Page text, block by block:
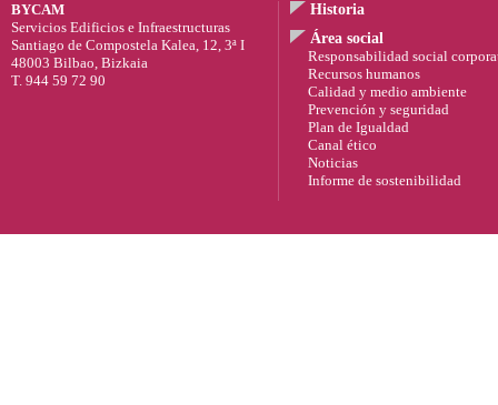
BYCAM
Servicios Edificios e Infraestructuras
Santiago de Compostela Kalea, 12, 3ª I
48003 Bilbao, Bizkaia
T. 944 59 72 90
Historia
Área social
Responsabilidad social
Recursos humanos
Calidad y medio ambiente
Prevención y seguridad
Plan de Igualdad
Canal ético
Noticias
Informe de sostenibilidad